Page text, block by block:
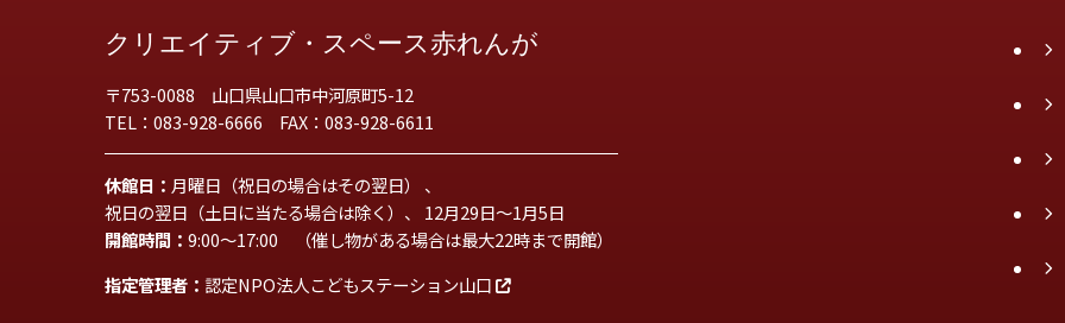
クリエイティブ・スペース赤れんが
〒753-0088 山口県山口市中河原町5-12
TEL：083-928-6666 FAX：083-928-6611
休館日： 月曜日（祝日の場合はその翌日） 、
祝日の翌日（土日に当たる場合は除く）、 12月29日～1月5日
開館時間： 9:00～17:00 （催し物がある場合は最大22時まで開館）
指定管理者： 認定NPO法人こどもステーション山口